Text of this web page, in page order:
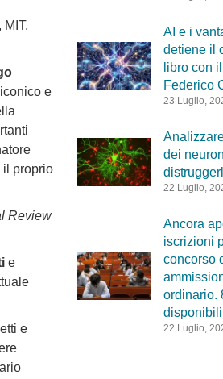
e
il proprio
Review
e
e
AI e i
detiene il
libro con
Federico
23 Luglio,
dei
22 Luglio,
Ancora
iscrizioni
concorso
ordinario.
disponibili
22 Luglio,